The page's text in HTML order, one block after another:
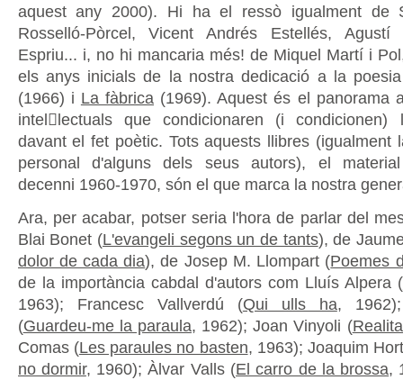
aquest any 2000). Hi ha el ressò igualment de
Rosselló-Pòrcel, Vicent Andrés Estellés, Agustí
Espriu... i, no hi mancaria més! de Miquel Martí i
els anys inicials de la nostra dedicació a la
(1966) i La fàbrica (1969). Aquest és el panorama
intellectuals que condicionaren (i
davant el fet poètic. Tots aquests llibres (igualment
personal d'alguns dels seus autors), el
decenni 1960-1970, són el que marca la nostra
Ara, per acabar, potser seria l'hora de parlar del
Blai Bonet (L'evangeli segons un de tants), de
dolor de cada dia), de Josep M. Llompart (Poemes
de la importància cabdal d'autors com Lluís Alpera (
1963); Francesc Vallverdú (Qui ulls ha,
(Guardeu-me la paraula, 1962); Joan Vinyoli (
Comas (Les paraules no basten, 1963); Joaquim
no dormir, 1960); Àlvar Valls (El carro de la brossa,